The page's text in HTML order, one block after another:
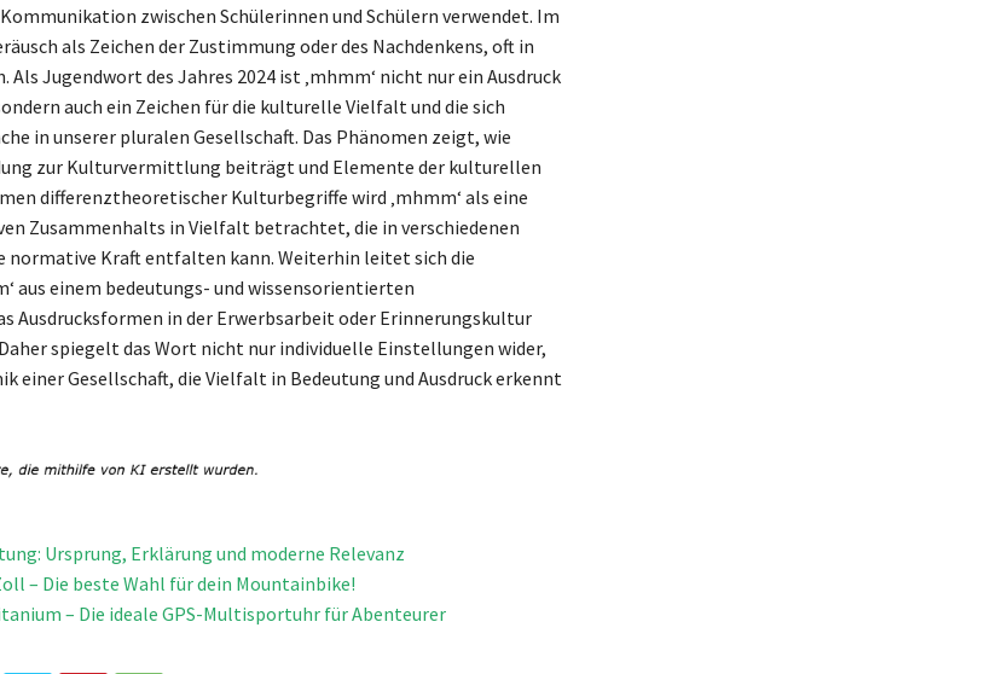
zwischen Schülerinnen und Schülern verwendet. Im
als Zeichen der Zustimmung oder des Nachdenkens, oft in
Jugendwort des Jahres 2024 ist ‚mhmm‘ nicht nur ein Ausdruck
auch ein Zeichen für die kulturelle Vielfalt und die sich
in unserer pluralen Gesellschaft. Das Phänomen zeigt, wie
zur Kulturvermittlung beiträgt und Elemente der kulturellen
differenztheoretischer Kulturbegriffe wird ‚mhmm‘ als eine
Zusammenhalts in Vielfalt betrachtet, die in verschiedenen
normative Kraft entfalten kann. Weiterhin leitet sich die
aus einem bedeutungs- und wissensorientierten
Ausdrucksformen in der Erwerbsarbeit oder Erinnerungskultur
spiegelt das Wort nicht nur individuelle Einstellungen wider,
einer Gesellschaft, die Vielfalt in Bedeutung und Ausdruck erkennt
Ursprung, Erklärung und moderne Relevanz
– Die beste Wahl für dein Mountainbike!
– Die ideale GPS-Multisportuhr für Abenteurer